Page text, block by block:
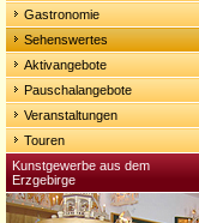
Gastronomie
Sehenswertes
Aktivangebote
Pauschalangebote
Veranstaltungen
Touren
Kunstgewerbe aus dem
Erzgebirge